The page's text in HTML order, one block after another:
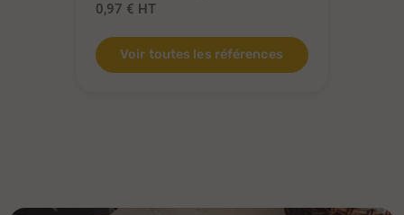
0,97 € HT
Voir toutes les références